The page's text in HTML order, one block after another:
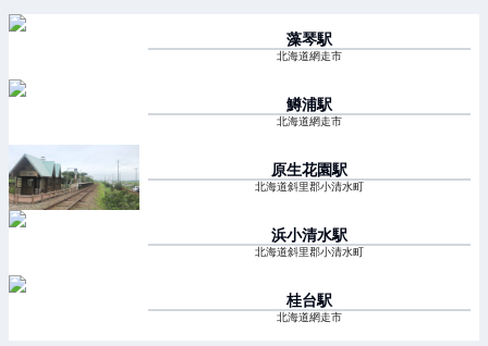
藻琴駅
北海道網走市
鱒浦駅
北海道網走市
原生花園駅
北海道斜里郡小清水町
浜小清水駅
北海道斜里郡小清水町
桂台駅
北海道網走市